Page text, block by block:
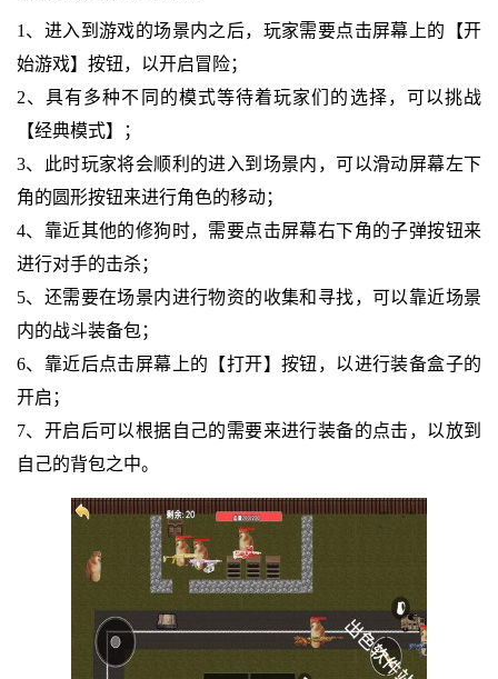
1、进入到游戏的场景内之后，玩家需要点击屏幕上的【开
始游戏】按钮，以开启冒险；
2、具有多种不同的模式等待着玩家们的选择，可以挑战
【经典模式】；
3、此时玩家将会顺利的进入到场景内，可以滑动屏幕左下
角的圆形按钮来进行角色的移动；
4、靠近其他的修狗时，需要点击屏幕右下角的子弹按钮来
进行对手的击杀；
5、还需要在场景内进行物资的收集和寻找，可以靠近场景
内的战斗装备包；
6、靠近后点击屏幕上的【打开】按钮，以进行装备盒子的
开启；
7、开启后可以根据自己的需要来进行装备的点击，以放到
自己的背包之中。